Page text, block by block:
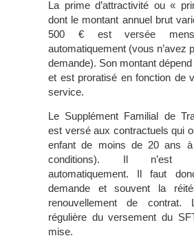
La prime d’attractivité ou «
dont le montant annuel brut
500 € est versée
automatiquement (vous n’avez
demande). Son montant
et est proratisé en fonction de
service.
Le Supplément Familial de
est versé aux contractuels qui
enfant de moins de 20 ans
conditions). Il n’est
automatiquement. Il faut
demande et souvent la
renouvellement de contrat.
régulière du versement du
mise.